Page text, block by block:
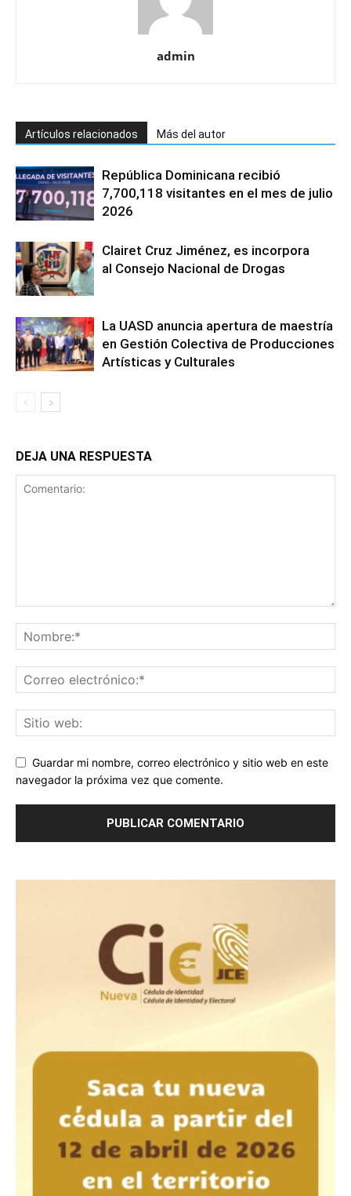
admin
Artículos relacionados Más del autor
República Dominicana recibió
7,700,118 visitantes en el mes de julio
2026
Clairet Cruz Jiménez, es incorpora
al Consejo Nacional de Drogas
La UASD anuncia apertura de maestría
en Gestión Colectiva de Producciones
Artísticas y Culturales
DEJA UNA RESPUESTA
Guardar mi nombre, correo electrónico y sitio web en este
navegador la próxima vez que comente.